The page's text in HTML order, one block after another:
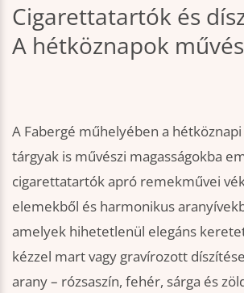
Cigarettatartók és
A hétköznapok
A Fabergé műhelyében a
tárgyak is művészi magasságokba
cigarettatartók apró remekművei
elemekből és harmonikus
amelyek hihetetlenül elegáns
kézzel mart vagy gravírozott
arany – rózsaszín, fehér, sárga és